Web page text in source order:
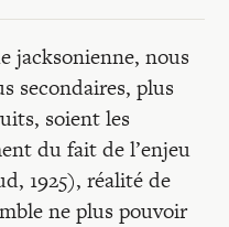
jacksonienne, nous
secondaires, plus
soient les
du fait de l’enjeu
1925), réalité de
ne plus pouvoir